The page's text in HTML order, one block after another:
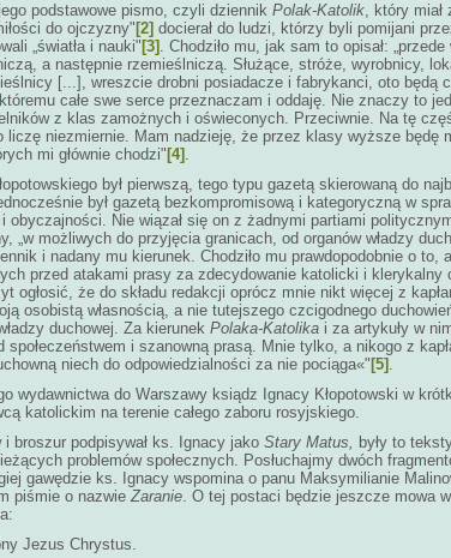
podstawowe pismo, czyli dziennik Polak-Katolik, który miał
do ojczyzny" [2] docierał do ludzi, którzy byli pomijani
„światła i nauki" [3] . Chodziło mu, jak sam to opisał:
a następnie rzemieślniczą. Służące, stróże, wyrobnicy,
[...], wreszcie drobni posiadacze i fabrykanci, oto będą
całe swe serce przeznaczam i oddaję. Nie znaczy to
z klas zamożnych i oświeconych. Przeciwnie. Na tę
liczę niezmiernie. Mam nadzieję, że przez klasy wyższe będę
mi głównie chodzi" [4] .
był pierwszą, tego typu gazetą skierowaną do
był gazetą bezkompromisową i kategoryczną w
obyczajności. Nie wiązał się on z żadnymi partiami
„w możliwych do przyjęcia granicach, od organów władzy
i nadany mu kierunek. Chodziło mu prawdopodobnie o to,
przed atakami prasy za zdecydowanie katolicki i klerykalny
ogłosić, że do składu redakcji oprócz mnie nikt więcej z
osobistą własnością, a nie tutejszego czcigodnego
duchowej. Za kierunek Polaka-Katolika i za artykuły w
społeczeństwem i szanowną prasą. Mnie tylko, a nikogo z
niech do odpowiedzialności za nie pociąga«" [5] .
wydawnictwa do Warszawy ksiądz Ignacy Kłopotowski w
katolickim na terenie całego zaboru rosyjskiego.
i broszur podpisywał ks. Ignacy jako Stary Matus, były to
problemów społecznych. Posłuchajmy dwóch
gawędzie ks. Ignacy wspomina o panu Maksymilianie
piśmie o nazwie Zaranie. O tej postaci będzie jeszcze mowa
Jezus Chrystus.